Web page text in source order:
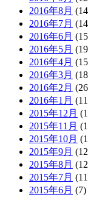
2016年8月
2016年7月
2016年6月
2016年5月
2016年4月
2016年3月
2016年2月
2016年1月
2015年12月
2015年11月
2015年10月
2015年9月
2015年8月
2015年7月
2015年6月 (7)